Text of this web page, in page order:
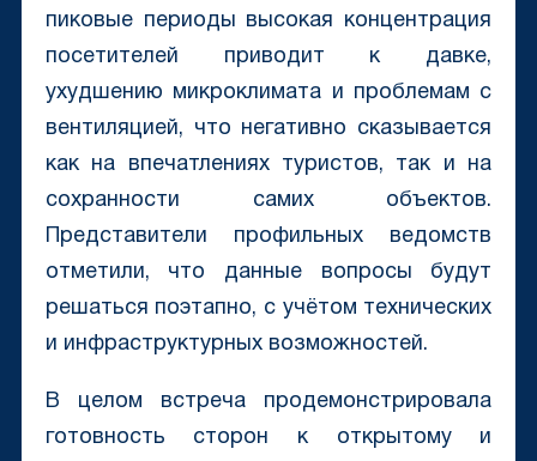
пиковые периоды высокая концентрация
посетителей приводит к давке,
ухудшению микроклимата и проблемам с
вентиляцией, что негативно сказывается
как на впечатлениях туристов, так и на
сохранности самих объектов.
Представители профильных ведомств
отметили, что данные вопросы будут
решаться поэтапно, с учётом технических
и инфраструктурных возможностей.
В целом встреча продемонстрировала
готовность сторон к открытому и